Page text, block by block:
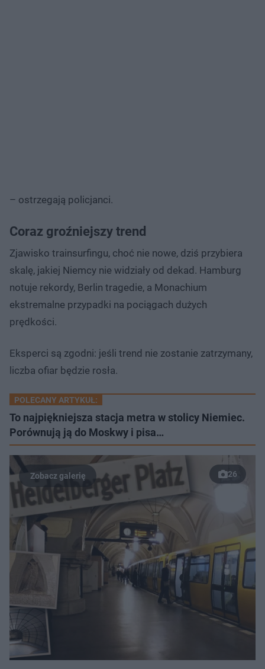
– ostrzegają policjanci.
Coraz groźniejszy trend
Zjawisko trainsurfingu, choć nie nowe, dziś przybiera
skalę, jakiej Niemcy nie widziały od dekad. Hamburg
notuje rekordy, Berlin tragedie, a Monachium
ekstremalne przypadki na pociągach dużych
prędkości.
Eksperci są zgodni: jeśli trend nie zostanie zatrzymany,
liczba ofiar będzie rosła.
POLECANY ARTYKUŁ:
To najpiękniejsza stacja metra w stolicy Niemiec.
Porównują ją do Moskwy i pisa…
26